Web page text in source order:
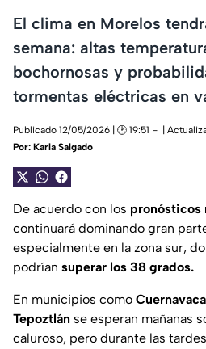
El clima en Morelos
semana: altas
bochornosas y
tormentas eléctricas en
Publicado 12/05/2026 | 🕑 19:51
|
Por: Karla Salgado
De acuerdo con los pronósticos
continuará dominando gran
especialmente en la zona sur,
podrían superar los 38 grados.
En municipios como
Tepoztlán se esperan mañanas
caluroso, pero durante las